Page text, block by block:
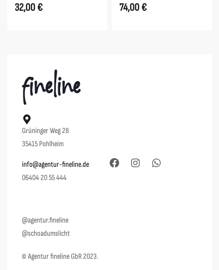
32,00€ 74,00€
Grüninger Weg 28
35415 Pohlheim
info@agentur-fineline.de
06404 20 55 444
@agentur.fineline
@schoadumslicht
© Agentur fineline GbR 2023.